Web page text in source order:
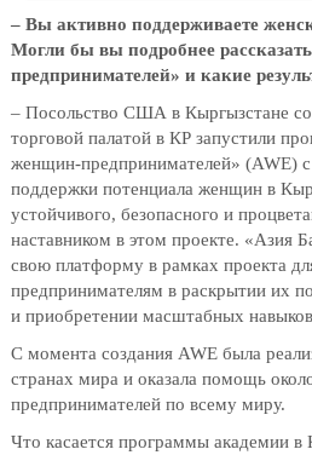
– Вы активно поддерживаете
Могли бы вы подробнее
предпринимателей» и какие
– Посольство США в Кыргызстане
торговой палатой в КР запустили
женщин-предпринимателей» (AWE)
поддержки потенциала женщин в
устойчивого, безопасного и
наставником в этом проекте. «Азия
свою платформу в рамках проекта
предпринимателям в раскрытии их
и приобретении масштабных
С момента создания AWE была
странах мира и оказала помощь
предпринимателей по всему миру.
Что касается программы академии в